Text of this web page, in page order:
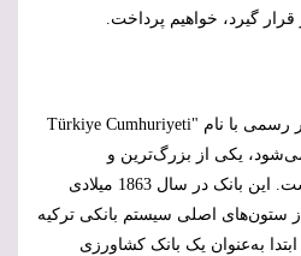
گیرد، خواهیم پرداخت.
رسمی با نام "Türkiye Cumhuriyeti
یکی از بزرگ‌ترین و
قدیمی‌ترین بانک‌های ترکیه است. این بانک در سال 1863 میلادی
ستون‌های اصلی سیستم بانکی ترکیه
به‌عنوان یک بانک کشاورزی